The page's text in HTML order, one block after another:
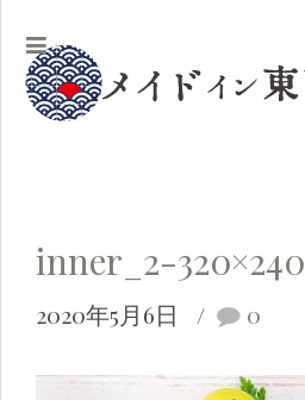
inner_2-320×240
2020年5月6日 0